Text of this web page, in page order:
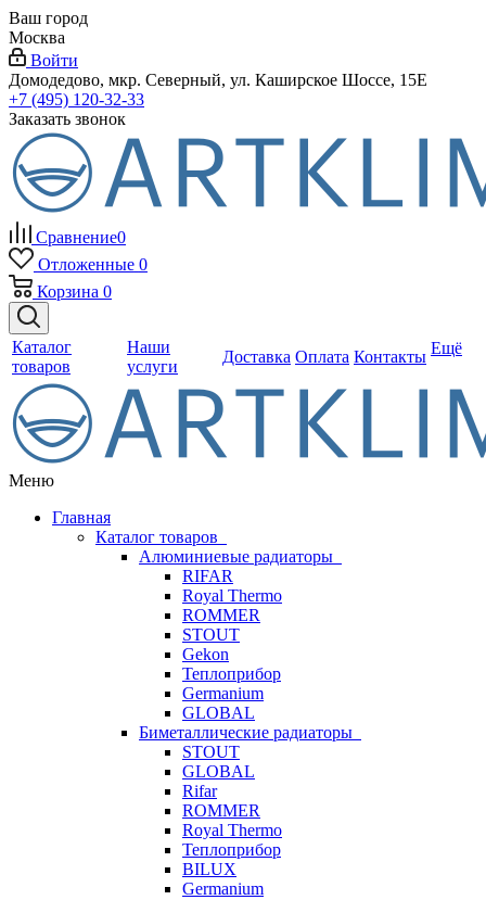
Ваш город
Москва
Войти
Домодедово, мкр. Северный, ул. Каширское Шоссе, 15Е
+7 (495) 120-32-33
Заказать звонок
Сравнение0
Отложенные 0
Корзина 0
Каталог
товаров
Наши
услуги
Доставка Оплата Контакты Ещё
Меню
Главная
Каталог товаров
Алюминиевые радиаторы
RIFAR
Royal Thermo
ROMMER
STOUT
Gekon
Теплоприбор
Germanium
GLOBAL
Биметаллические радиаторы
STOUT
GLOBAL
Rifar
ROMMER
Royal Thermo
Теплоприбор
BILUX
Germanium